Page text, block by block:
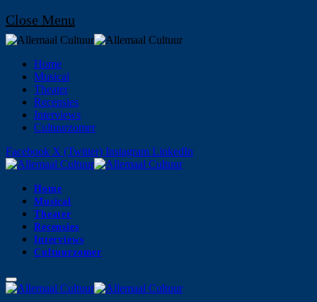
Close Menu
Home
Musical
Theater
Recensies
Interviews
Cultuurzomer
Facebook X (Twitter) Instagram LinkedIn
Home
Musical
Theater
Recensies
Interviews
Cultuurzomer